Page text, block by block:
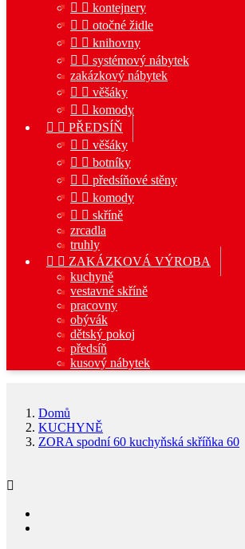
  kontejnery
  otočné židle
  knihovny
  systémový nábytek
zakázkový nábytek
  věšáky
  komody
  PŘEDSÍŇ
  věšáky
  botníky
  předsíňové stěny
  komody
  skříně
zrcadla
truhly
  ZAKÁZKOVÁ VÝROBA
kuchyně
vestavné skříně
pracovny
obývák
dětský pokoj
předsíň
kusový nábytek
Domů
KUCHYNĚ
ZORA spodní 60 kuchyňská skříňka 60
